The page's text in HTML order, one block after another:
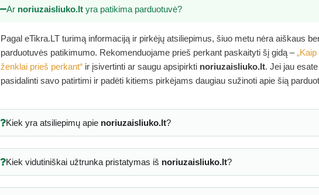
Ar noriuzaisliuko.lt yra patikima parduotuvė?
Pagal eTikra.LT turimą informaciją ir pirkėjų atsiliepimus, šiuo metu nėra aiškaus
parduotuvės patikimumo. Rekomenduojame prieš perkant paskaityti šį gidą –
ženklai prieš perkant“ ir įsivertinti ar saugu apsipirkti noriuzaisliuko.lt. Jei jau
pasidalinti savo patirtimi ir padėti kitiems pirkėjams daugiau sužinoti apie šią
Kiek yra atsiliepimų apie noriuzaisliuko.lt?
Kiek vidutiniškai užtrunka pristatymas iš noriuzaisliuko.lt?